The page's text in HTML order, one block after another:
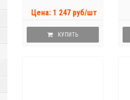
Цена: 1 247 руб/шт
КУПИТЬ